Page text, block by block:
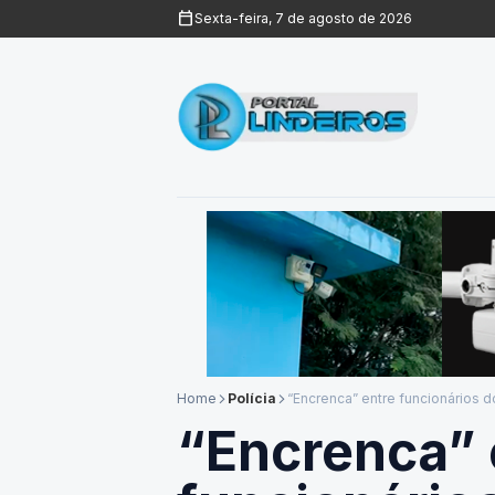
calendar_todaySexta-feira, 7 de agosto de 2026
Home arrow_forward_ios Polícia arrow_forward_ios “Encrenca” entre funcionários